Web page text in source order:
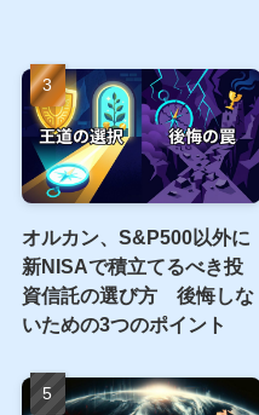
2026年以降のベナーサイク
ル：AIバブルの終焉と2032
年への資産防衛